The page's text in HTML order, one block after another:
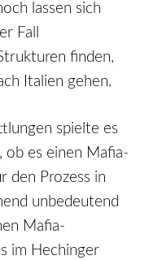
lassen sich
Fall
finden,
Italien gehen.
spielte es
ob es einen Mafia-
den Prozess in
unbedeutend
Mafia-
im Hechinger